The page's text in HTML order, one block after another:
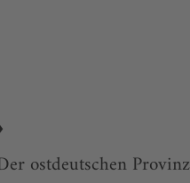
ostdeutschen Provinz